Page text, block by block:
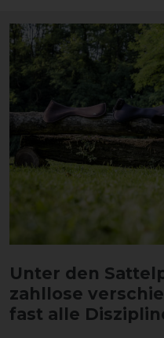
Unter den
zahllose
fast alle